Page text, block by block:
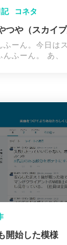
コネタ
つや（スカイプ
ふーん。今日は
んふーん。 あ、
開始した模様